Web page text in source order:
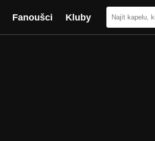
Fanoušci Kluby